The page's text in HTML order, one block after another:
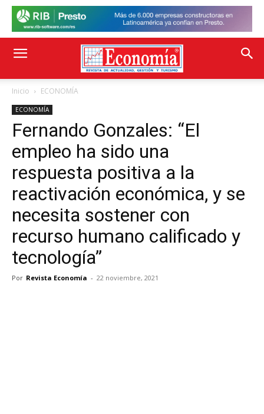
Inicio ECONOMÍA
ECONOMÍA
Fernando Gonzales: “El
empleo ha sido una
respuesta positiva a la
reactivación económica, y se
necesita sostener con
recurso humano calificado y
tecnología”
Por Revista Economía - 22 noviembre, 2021